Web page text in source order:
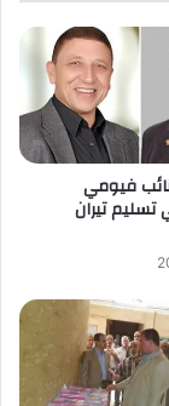
.. 17 نائب فيومي
تيران